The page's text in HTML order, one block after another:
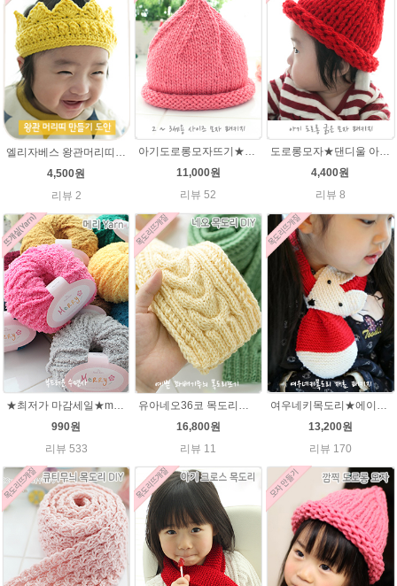
엘리자베스 왕관머리띠★45울라인 태교뜨개질 손뜨개
4,500원
리뷰 2
아기도로롱모자뜨기★그레이스메리노울 뜨개실 털실 뜨개질
11,000원
리뷰 52
도로롱모자★댄디울 아기모자뜨개질
4,400원
리뷰 8
★최저가 마감세일★merry메리/털실/수면뜨개실/뜨개질실/손뜨개실/목도리털실
990원
리뷰 533
유아네오36코 목도리뜨기★에이미울/유아목도리/아기목도리뜨개질
16,800원
리뷰 11
여우네키목도리★에이미울DIY 재료 패키지/유아목도리뜨기/아기목도리뜨개질/부드러운 베이비뜨개실로 제작 된 태교 손뜨개
13,200원
리뷰 170